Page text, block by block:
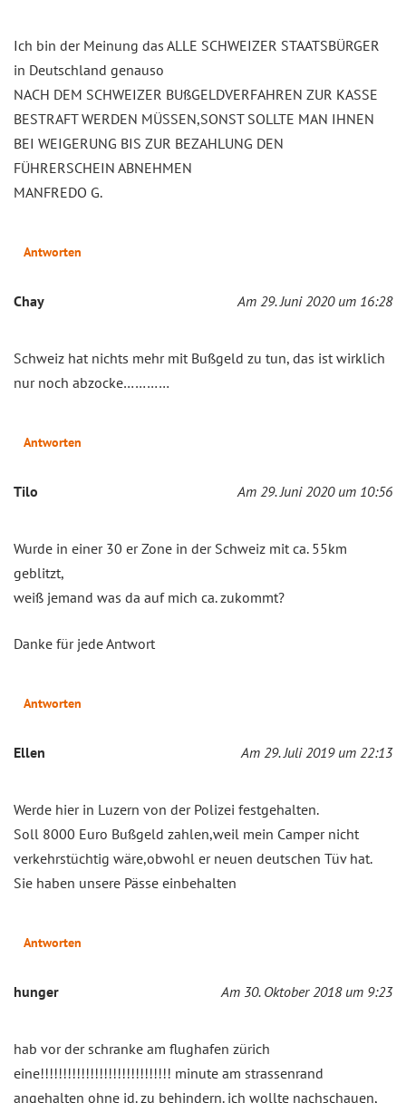
Ich bin der Meinung das ALLE SCHWEIZER STAATSBÜRGER
in Deutschland genauso
NACH DEM SCHWEIZER BUßGELDVERFAHREN ZUR KASSE
BESTRAFT WERDEN MÜSSEN,SONST SOLLTE MAN IHNEN
BEI WEIGERUNG BIS ZUR BEZAHLUNG DEN
FÜHRERSCHEIN ABNEHMEN
MANFREDO G.
Antworten
Chay Am 29. Juni 2020 um 16:28
Schweiz hat nichts mehr mit Bußgeld zu tun, das ist wirklich
nur noch abzocke…………
Antworten
Tilo Am 29. Juni 2020 um 10:56
Wurde in einer 30 er Zone in der Schweiz mit ca. 55km
geblitzt,
weiß jemand was da auf mich ca. zukommt?
Danke für jede Antwort
Antworten
Ellen Am 29. Juli 2019 um 22:13
Werde hier in Luzern von der Polizei festgehalten.
Soll 8000 Euro Bußgeld zahlen,weil mein Camper nicht
verkehrstüchtig wäre,obwohl er neuen deutschen Tüv hat.
Sie haben unsere Pässe einbehalten
Antworten
hunger Am 30. Oktober 2018 um 9:23
hab vor der schranke am flughafen zürich
eine!!!!!!!!!!!!!!!!!!!!!!!!!!!!! minute am strassenrand
angehalten ohne jd. zu behindern. ich wollte nachschauen,